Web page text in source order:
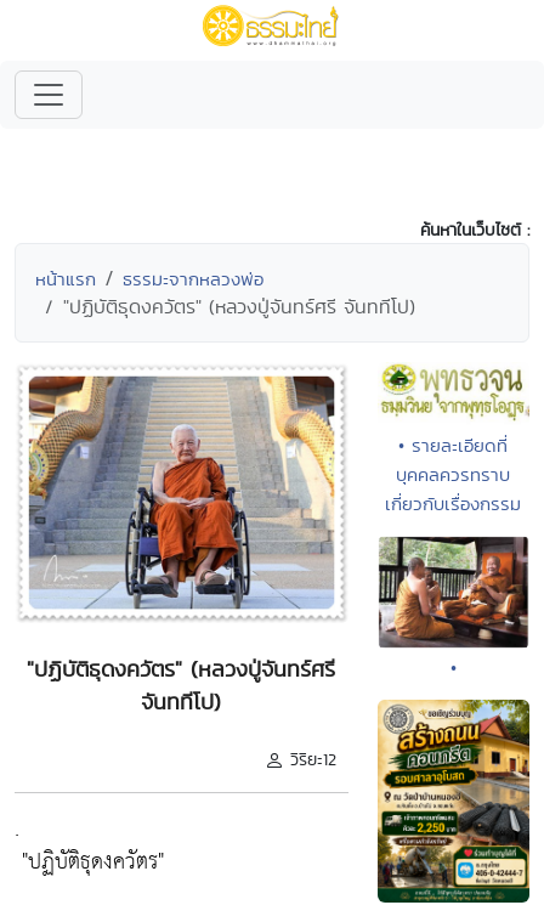
ค้นหาในเว็บไซต์ :
หน้าแรก ธรรมะจากหลวงพ่อ
"ปฏิบัติธุดงควัตร" (หลวงปู่จันทร์ศรี จันททีโป)
"ปฏิบัติธุดงควัตร" (หลวงปู่จันทร์ศรี
จันททีโป)
วิริยะ12
.
"ปฏิบัติธุดงควัตร"
• รายละเอียดที่
บุคคลควรทราบ
เกี่ยวกับเรื่องกรรม
•